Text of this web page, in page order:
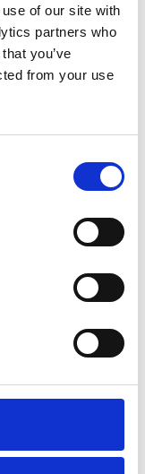
of our site with
partners who
you’ve
from your use
corso del